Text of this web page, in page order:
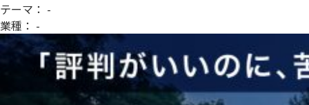
テーマ： -
業種： -